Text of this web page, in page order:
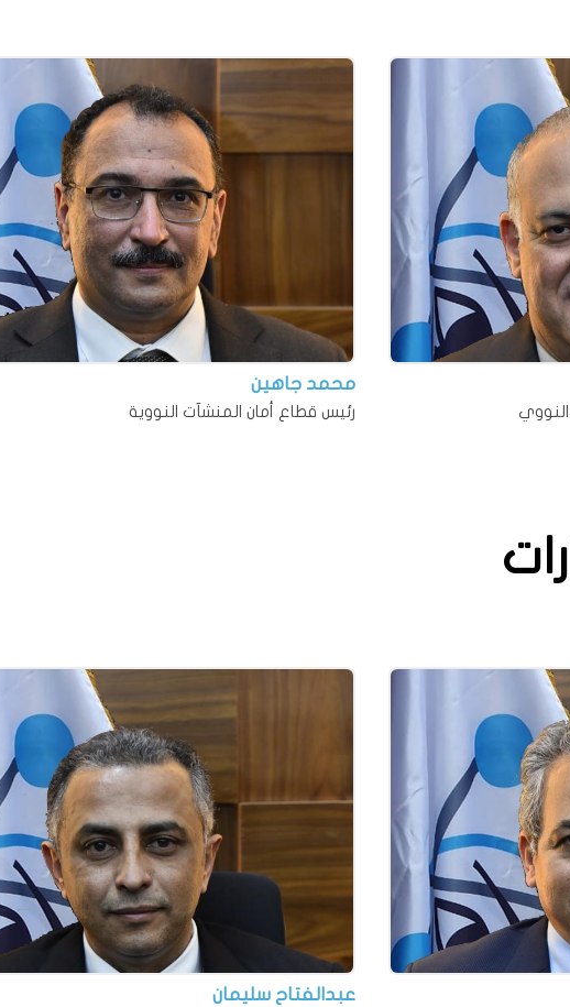
محمد جاهين
رئيس قطاع أمان المنشآت النووية
عبدالفتاح سليمان